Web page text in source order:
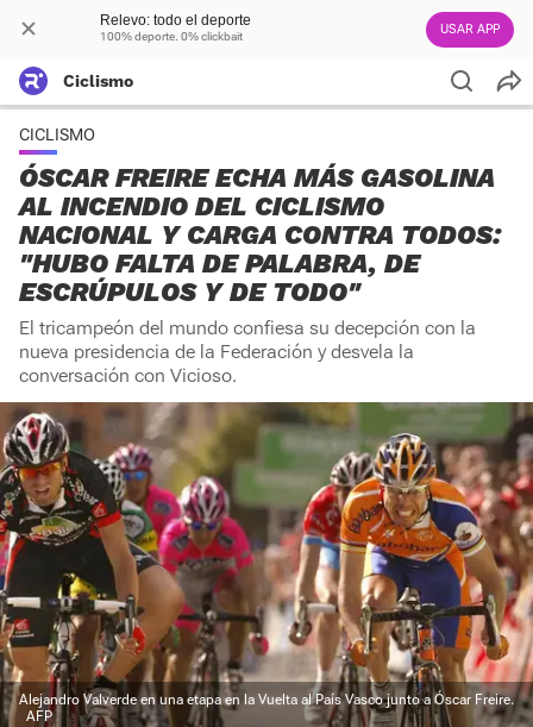
Relevo: todo el deporte
100% deporte. 0% clickbait USAR APP
Ciclismo
CICLISMO
ÓSCAR FREIRE ECHA MÁS GASOLINA
AL INCENDIO DEL CICLISMO
NACIONAL Y CARGA CONTRA TODOS:
"HUBO FALTA DE PALABRA, DE
ESCRÚPULOS Y DE TODO"
El tricampeón del mundo confiesa su decepción con la
nueva presidencia de la Federación y desvela la
conversación con Vicioso.
Alejandro Valverde en una etapa en la Vuelta al País Vasco junto a Óscar Freire.
AFP